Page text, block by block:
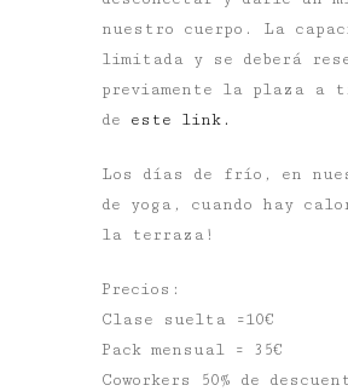
nuestro cuerpo. La
limitada y se deberá
previamente la plaza a
de este link.
Los días de frío, en
de yoga, cuando hay
la terraza!
Precios:
Clase suelta =10€
Pack mensual = 35€
Coworkers 50% de